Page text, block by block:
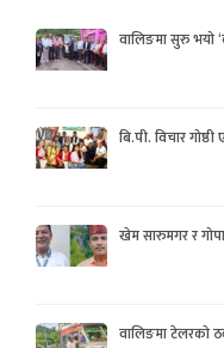
वालिङमा सुरु भयो
बि.पी. विचार
खेम सारुमगर र
वालिङमा टेलरको